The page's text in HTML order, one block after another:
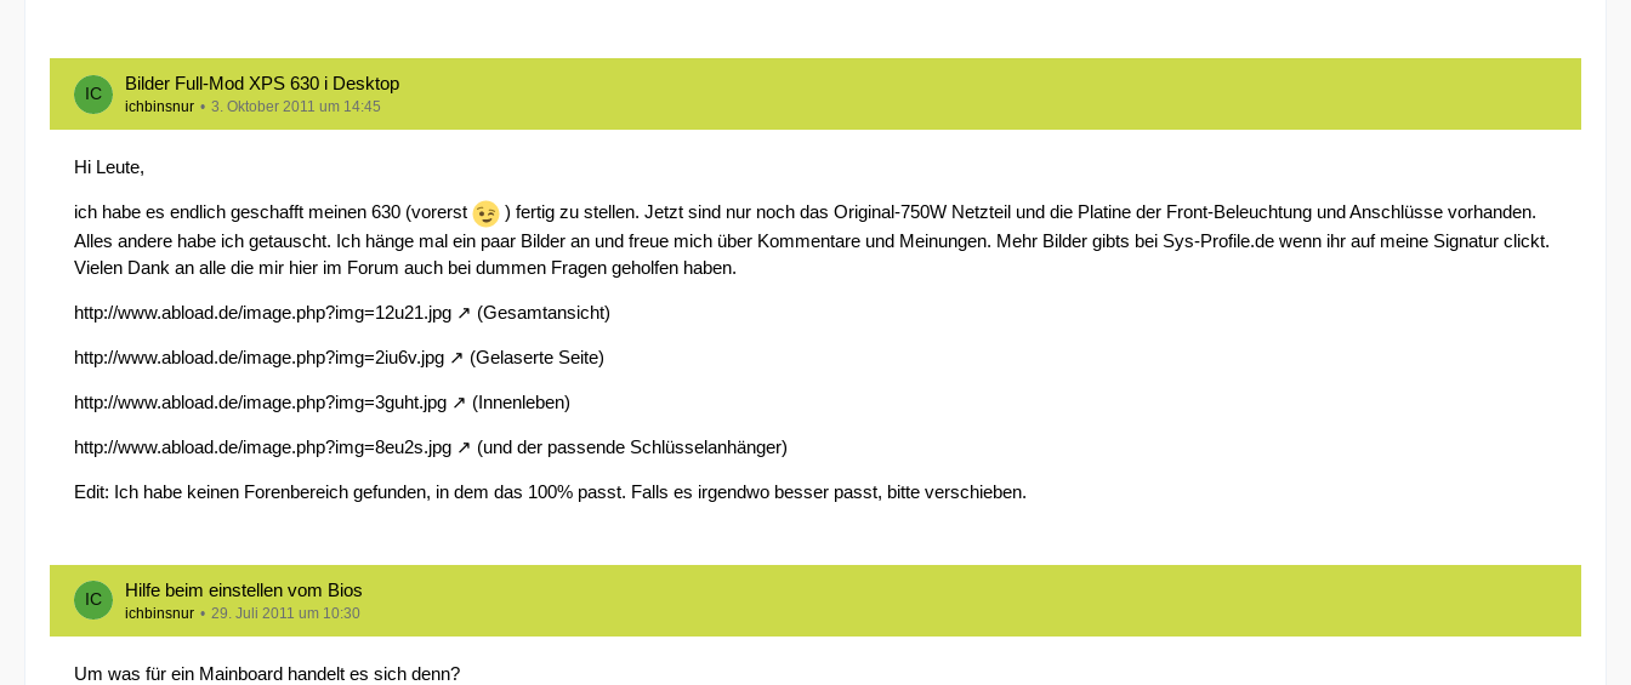
Bilder Full-Mod XPS 630 i Desktop
ichbinsnur 3. Oktober 2011 um 14:45
Hi Leute,
ich habe es endlich geschafft meinen 630 (vorerst
) fertig zu stellen. Jetzt sind nur noch das Original-750W Netzteil und die Platine der Front-Beleuchtung und Anschlüsse vorhanden.
Alles andere habe ich getauscht. Ich hänge mal ein paar Bilder an und freue mich über Kommentare und Meinungen. Mehr Bilder gibts bei Sys-Profile.de wenn ihr auf meine Signatur clickt.
Vielen Dank an alle die mir hier im Forum auch bei dummen Fragen geholfen haben.
http://www.abload.de/image.php?img=12u21.jpg (Gesamtansicht)
http://www.abload.de/image.php?img=2iu6v.jpg (Gelaserte Seite)
http://www.abload.de/image.php?img=3guht.jpg (Innenleben)
http://www.abload.de/image.php?img=8eu2s.jpg (und der passende Schlüsselanhänger)
Edit: Ich habe keinen Forenbereich gefunden, in dem das 100% passt. Falls es irgendwo besser passt, bitte verschieben.
Hilfe beim einstellen vom Bios
ichbinsnur 29. Juli 2011 um 10:30
Um was für ein Mainboard handelt es sich denn?